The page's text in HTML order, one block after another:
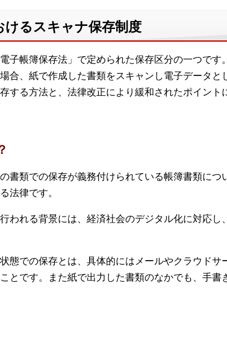
けるスキャナ保存制度
子帳簿保存法」で定められた保存区分の一つです。
合、紙で作成した書類をスキャンし電子データと
する方法と、法律改正により緩和されたポイント
書類での保存が義務付けられている帳簿書類に
法律です。
われる背景には、経済社会のデジタル化に対応
態での保存とは、具体的にはメールやクラウド
とです。また紙で出力した書類のなかでも、手